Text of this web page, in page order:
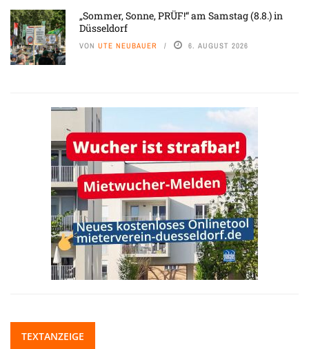
„Sommer, Sonne, PRÜF!“ am Samstag (8.8.) in
Düsseldorf
VON UTE NEUBAUER 6. AUGUST 2026
TEXTANZEIGE